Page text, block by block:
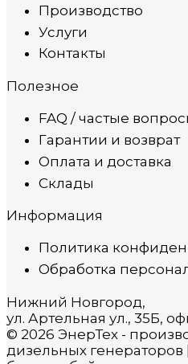
Производство
Услуги
Контакты
Полезное
FAQ / частые
Гарантии и возврат
Оплата и доставка
Склады
Информация
Политика
Обработка
Нижний Новгород,
ул. Артельная ул., 35Б,
© 2026 ЭнерТех -
дизельных генераторов